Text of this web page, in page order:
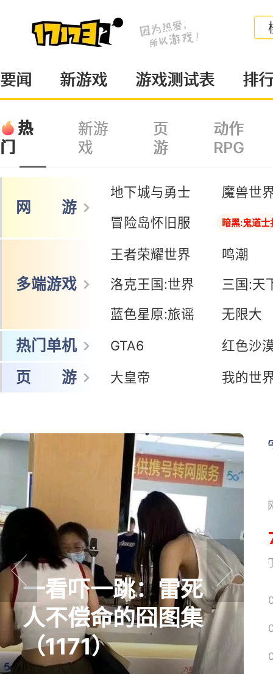
要闻 新游戏 游戏测试表 排
热
戏
页
游
动作
RPG
网 游
地下城与勇士
魔兽世
冒险岛怀旧服
暗黑:鬼道士
多端游戏
王者荣耀世界
鸣潮
洛克王国:世界
三国:天
蓝色星原:旅谣
无限大
页 游 大皇帝 我的世